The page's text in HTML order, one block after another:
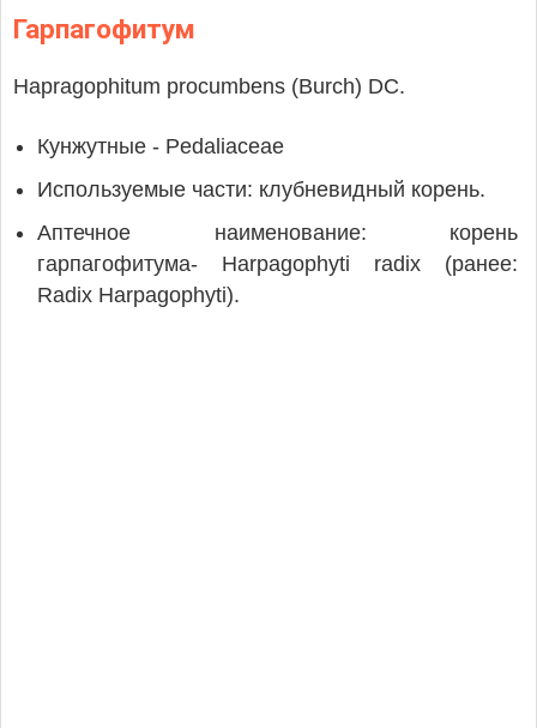
Гарпагофитум
Hapragophitum procumbens (Burch) DC.
Кунжутные - Pedaliaceae
Используемые части: клубневидный корень.
Аптечное наименование: корень
гарпагофитума- Harpagophyti radix (ранее:
Radix Harpagophyti).